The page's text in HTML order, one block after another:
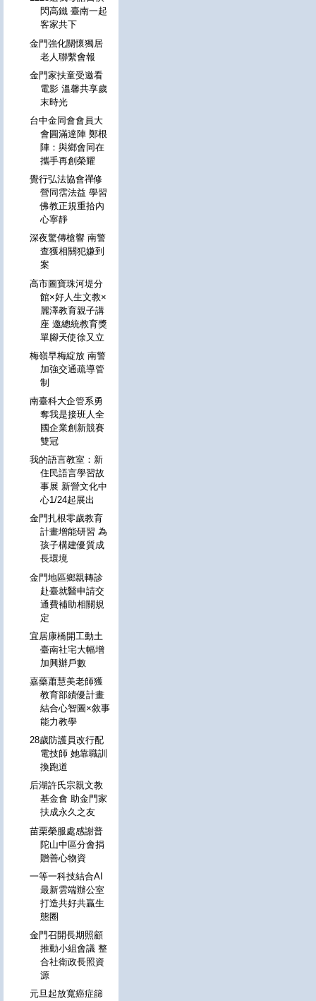
閃高鐵 臺南一起
客家共下
金門強化關懷獨居
老人聯繫會報
金門家扶童受邀看
電影 溫馨共享歲
末時光
台中金同會會員大
會圓滿達陣 鄭根
陣：與鄉會同在
攜手再創榮耀
覺行弘法協會禪修
營同霑法益 學習
佛教正規重拾內
心寧靜
深夜驚傳槍響 南警
查獲相關犯嫌到
案
高市圖寶珠河堤分
館×好人生文教×
麗澤教育親子講
座 邀總統教育獎
單腳天使徐又立
梅嶺早梅綻放 南警
加強交通疏導管
制
南臺科大企管系勇
奪我是接班人全
國企業創新競賽
雙冠
我的語言教室：新
住民語言學習故
事展 新營文化中
心1/24起展出
金門扎根零歲教育
計畫增能研習 為
孩子構建優質成
長環境
金門地區鄉親轉診
赴臺就醫申請交
通費補助相關規
定
宜居康橋開工動土
臺南社宅大幅增
加興辦戶數
嘉藥蕭慧美老師獲
教育部績優計畫
結合心智圖×敘事
能力教學
28歲防護員改行配
電技師 她靠職訓
換跑道
后湖許氏宗親文教
基金會 助金門家
扶成永久之友
苗栗榮服處感謝普
陀山中區分會捐
贈善心物資
一等一科技結合AI
最新雲端辦公室
打造共好共贏生
態圈
金門召開長期照顧
推動小組會議 整
合社衛政長照資
源
元旦起放寬癌症篩